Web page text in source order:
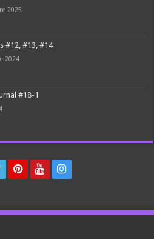
2025
#12, #13, #14
2024
#18-1